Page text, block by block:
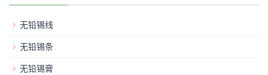
无铅锡线
无铅锡条
无铅锡膏